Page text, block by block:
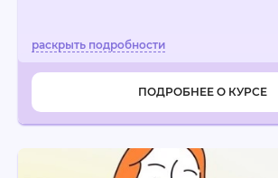
ПОДРОБНЕЕ О КУРСЕ